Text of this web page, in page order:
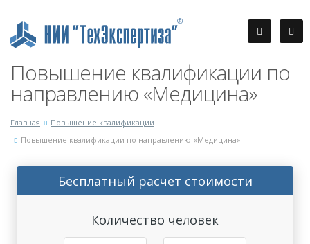
Повышение квалификации по
направлению «Медицина»
Главная
Повышение квалификации
Повышение квалификации по направлению «Медицина»
Бесплатный расчет стоимости
Количество человек